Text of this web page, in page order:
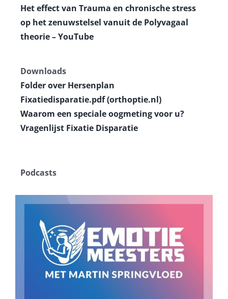
Het effect van Trauma en chronische stress
op het zenuwstelsel vanuit de Polyvagaal
theorie – YouTube
Downloads
Folder over Hersenplan
Fixatiedisparatie.pdf (orthoptie.nl)
Waarom een speciale oogmeting voor u?
Vragenlijst Fixatie Disparatie
Podcasts